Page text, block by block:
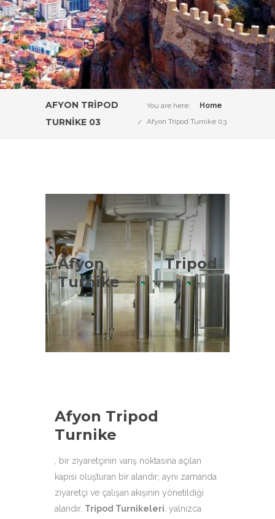
AFYON TRIPOD
TURNIKE 03
You are here:
Home
Afyon Tripod Turnike 03
Afyon Tripod
Turnike
Afyon Tripod
Turnike Çeşitleri
Afyon Tripod Turnike Sistemleri
konusunda Adilo Bilişim olarak
aşağıdaki ürün çeşitleri ile
hizmetinizdeyiz.
Afyon Tripod
Turnike
, bir ziyaretçinin varış noktasına açılan
kapısı oluşturan bir alandır; aynı zamanda
ziyaretçi ve çalışan akışının yönetildiği
alandır. Tripod Turnikeleri yalnızca